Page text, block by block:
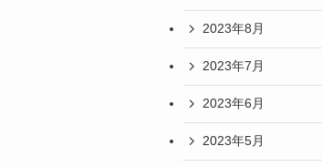
2023年8月
2023年7月
2023年6月
2023年5月